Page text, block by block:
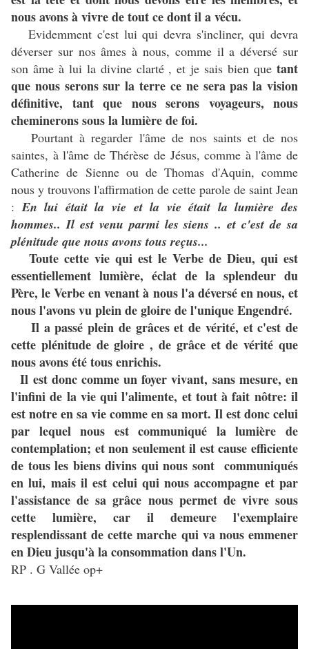
nous avons à vivre de tout ce dont il a vécu.
Evidemment c'est lui qui devra s'incliner, qui devra
déverser sur nos âmes à nous, comme il a déversé sur
son âme à lui la divine clarté , et je sais bien que tant
que nous serons sur la terre ce ne sera pas la vision
définitive, tant que nous serons voyageurs, nous
cheminerons sous la lumière de foi.
Pourtant à regarder l'âme de nos saints et de nos
saintes, à l'âme de Thérèse de Jésus, comme à l'âme de
Catherine de Sienne ou de Thomas d'Aquin, comme
nous y trouvons l'affirmation de cette parole de saint Jean
:En lui était la vie et la vie était la lumière des
hommes.. Il est venu parmi les siens .. et c'est de sa
plénitude que nous avons tous reçus...
Toute cette vie qui est le Verbe de Dieu, qui est
essentiellement lumière, éclat de la splendeur du
Père, le Verbe en venant à nous l'a déversé en nous, et
nous l'avons vu plein de gloire de l'unique Engendré.
Il a passé plein de grâces et de vérité, et c'est de
cette plénitude de gloire , de grâce et de vérité que
nous avons été tous enrichis.
Il est donc comme un foyer vivant, sans mesure, en
l'infini de la vie qui l'alimente, et tout à fait nôtre: il
est notre en sa vie comme en sa mort. Il est donc celui
par lequel nous est communiqué la lumière de
contemplation; et non seulement il est cause efficiente
de tous les biens divins qui nous sont communiqués
en lui, mais il est celui qui nous accompagne et par
l'assistance de sa grâce nous permet de vivre sous
cette lumière, car il demeure l'exemplaire
resplendissant de cette marche qui va nous emmener
en Dieu jusqu'à la consommation dans l'Un.
RP . G Vallée op+